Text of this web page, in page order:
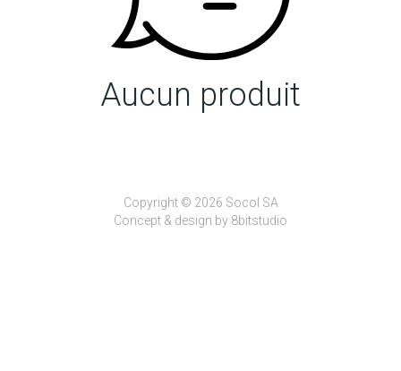
Aucun produit
Copyright © 2026 Socol SA
Concept & design by 8bitstudio